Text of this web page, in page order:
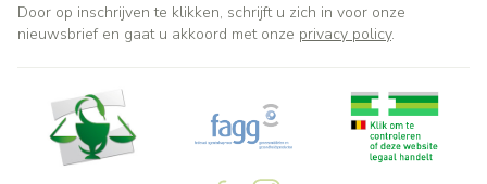
Door op inschrijven te klikken, schrijft u zich in voor onze
nieuwsbrief en gaat u akkoord met onze privacy policy.